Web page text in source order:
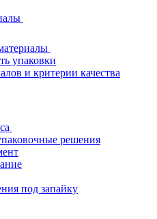
упаковки
и критерии качества
решения
под запайку